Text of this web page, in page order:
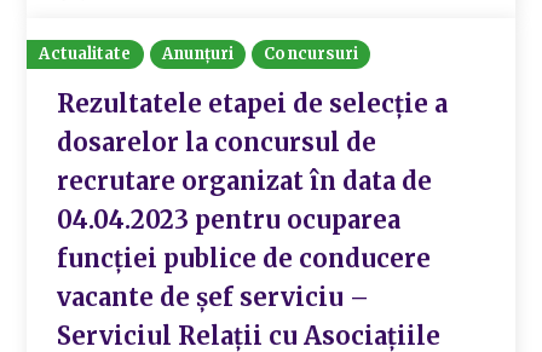
Actualitate Anunțuri Concursuri
Rezultatele etapei de selecție a
dosarelor la concursul de
recrutare organizat în data de
04.04.2023 pentru ocuparea
funcției publice de conducere
vacante de șef serviciu –
Serviciul Relații cu Asociațiile